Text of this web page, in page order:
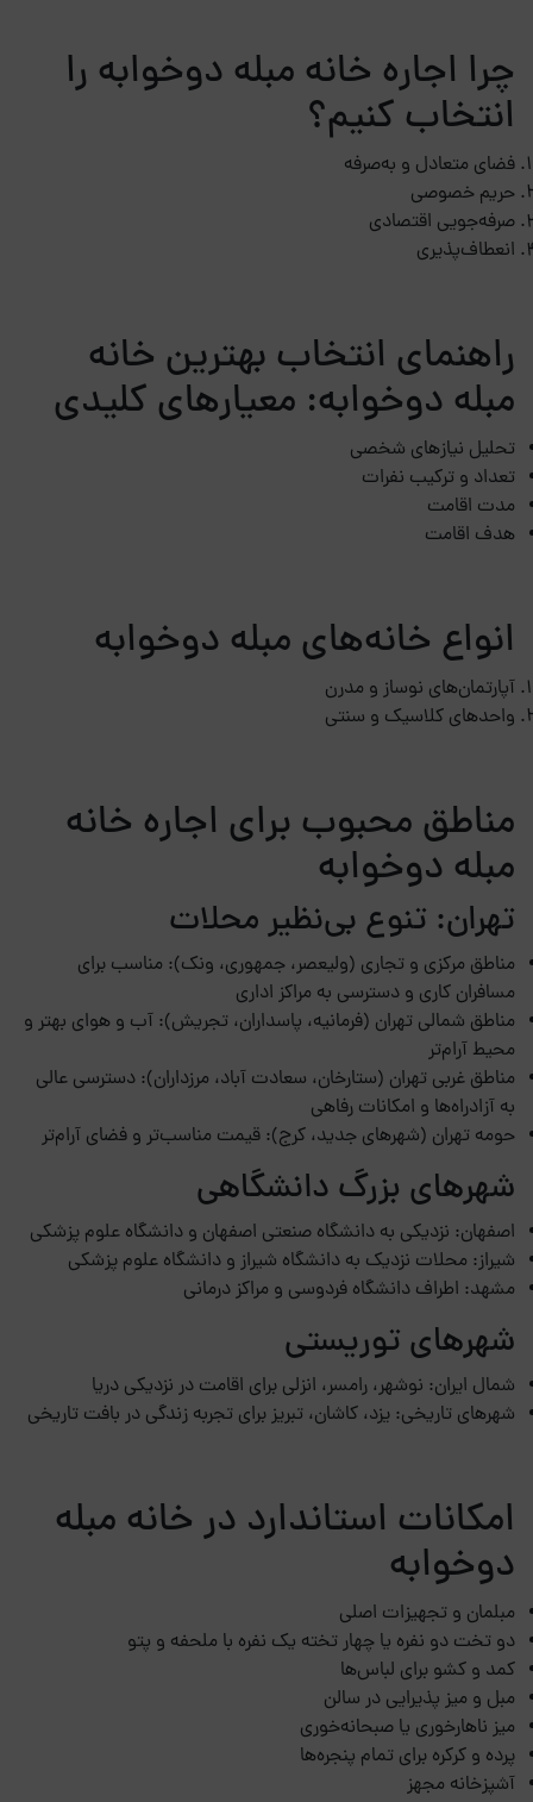
چرا اجاره خانه مبله دوخوابه را
انتخاب کنیم؟
فضای متعادل و به‌صرفه
حریم خصوصی
صرفه‌جویی اقتصادی
انعطاف‌پذیری
راهنمای انتخاب بهترین خانه
مبله دوخوابه: معیارهای کلیدی
تحلیل نیازهای شخصی
تعداد و ترکیب نفرات
مدت اقامت
هدف اقامت
انواع خانه‌های مبله دوخوابه
آپارتمان‌های نوساز و مدرن
واحدهای کلاسیک و سنتی
مناطق محبوب برای اجاره خانه
مبله دوخوابه
تهران: تنوع بی‌نظیر محلات
مناطق مرکزی و تجاری (ولیعصر، جمهوری، ونک): مناسب برای
مسافران کاری و دسترسی به مراکز اداری
مناطق شمالی تهران (فرمانیه، پاسداران، تجریش): آب و هوای بهتر و
محیط آرام‌تر
مناطق غربی تهران (ستارخان، سعادت آباد، مرزداران): دسترسی عالی
به آزادراه‌ها و امکانات رفاهی
حومه تهران (شهرهای جدید، کرج): قیمت مناسب‌تر و فضای آرام‌تر
شهرهای بزرگ دانشگاهی
اصفهان: نزدیکی به دانشگاه صنعتی اصفهان و دانشگاه علوم پزشکی
شیراز: محلات نزدیک به دانشگاه شیراز و دانشگاه علوم پزشکی
مشهد: اطراف دانشگاه فردوسی و مراکز درمانی
شهرهای توریستی
شمال ایران: نوشهر، رامسر، انزلی برای اقامت در نزدیکی دریا
شهرهای تاریخی: یزد، کاشان، تبریز برای تجربه زندگی در بافت تاریخی
امکانات استاندارد در خانه مبله
دوخوابه
مبلمان و تجهیزات اصلی
دو تخت دو نفره یا چهار تخته یک نفره با ملحفه و پتو
کمد و کشو برای لباس‌ها
مبل و میز پذیرایی در سالن
میز ناهارخوری یا صبحانه‌خوری
پرده و کرکره برای تمام پنجره‌ها
آشپزخانه مجهز